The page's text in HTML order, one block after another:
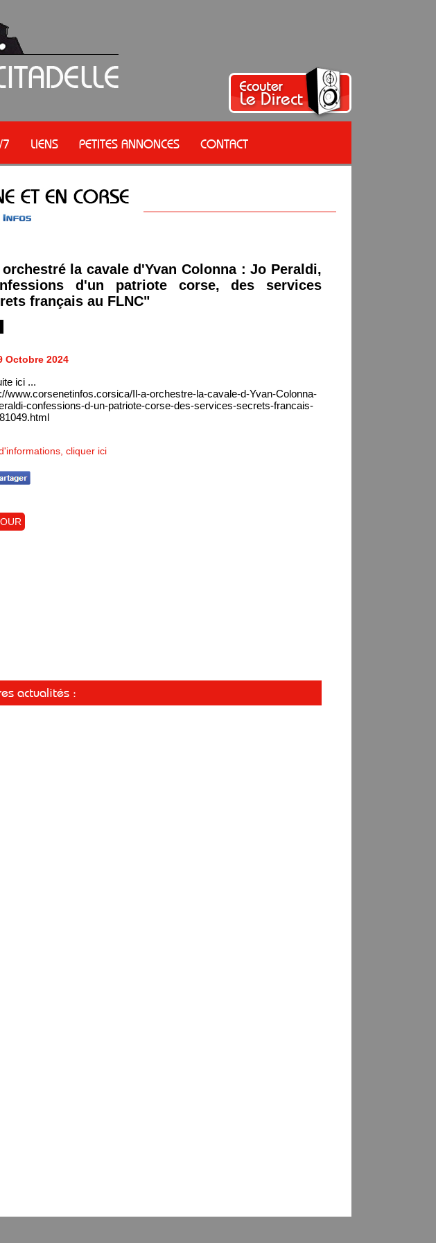
7 LIENS PETITES ANNONCES CONTACT
la cavale d'Yvan Colonna : Jo Peraldi,
d'un patriote corse, des services
français au FLNC"
Octobre 2024
ici ...
www.corsenetinfos.corsica/Il-a-orchestre-la-cavale-d-Yvan-Colonna-
confessions-d-un-patriote-corse-des-services-secrets-francais-
cliquer ici
actualités :